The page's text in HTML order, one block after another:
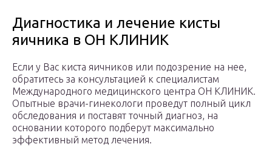
Диагностика и лечение кисты
яичника в ОН КЛИНИК
Если у Вас киста яичников или подозрение на нее,
обратитесь за консультацией к специалистам
Международного медицинского центра ОН КЛИНИК.
Опытные врачи-гинекологи проведут полный цикл
обследования и поставят точный диагноз, на
основании которого подберут максимально
эффективный метод лечения.